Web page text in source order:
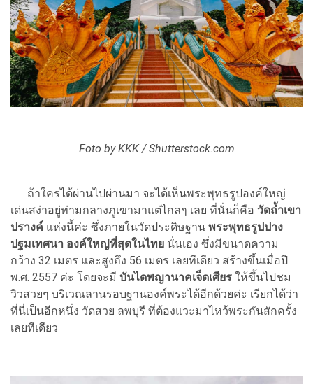
Foto by KKK / Shutterstock.com
ถ้าใครได้ผ่านไปผ่านมา จะได้เห็นพระพุทธรูปองค์ใหญ่
เด่นสง่าอยู่ท่ามกลางภูเขามาแต่ไกลๆ เลย ที่นั่นก็คือ วัดถ้ำเขา
ปรางค์ แห่งนี้ค่ะ ซึ่งภายในวัดประดิษฐาน พระพุทธรูปปาง
ปฐมเทศนา องค์ใหญ่ที่สุดในไทย นั่นเอง ซึ่งมีขนาดความ
กว้าง 32 เมตร และสูงถึง 56 เมตร เลยทีเดียว สร้างขึ้นเมื่อปี
พ.ศ. 2557 ค่ะ โดยจะมี บันไดพญานาคเจ็ดเศียร ให้ขึ้นไปชม
วิวสวยๆ บริเวณลานรอบฐานองค์พระได้อีกด้วยค่ะ เรียกได้ว่า
ที่นี่เป็นอีกหนึ่ง วัดสวย ลพบุรี ที่ต้องแวะมาไหว้พระกันสักครั้ง
เลยทีเดียว